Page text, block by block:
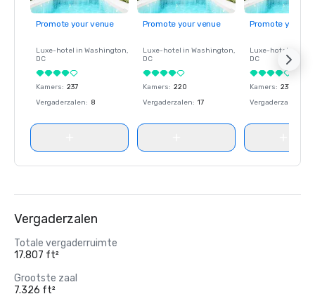
Promote your venue
Luxe-hotel in Washington,
DC
Kamers: 237
Vergaderzalen: 8
Promote your venue
Luxe-hotel in Washington,
DC
Kamers: 220
Vergaderzalen: 17
Promote your
Luxe-hotel in
DC
Kamers: 237
Vergaderzalen
Vergaderzalen
Totale vergaderruimte
17.807 ft²
Grootste zaal
7.326 ft²